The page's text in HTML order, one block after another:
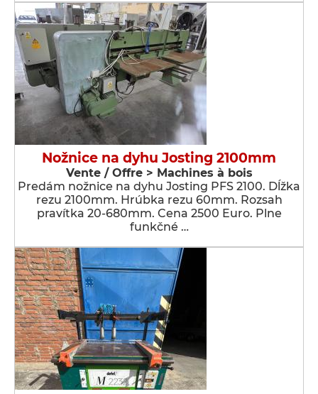
Nožnice na dyhu Josting 2100mm
Vente / Offre > Machines à bois
Predám nožnice na dyhu Josting PFS 2100. Dĺžka
rezu 2100mm. Hrúbka rezu 60mm. Rozsah
pravítka 20-680mm. Cena 2500 Euro. Plne
funkčné …